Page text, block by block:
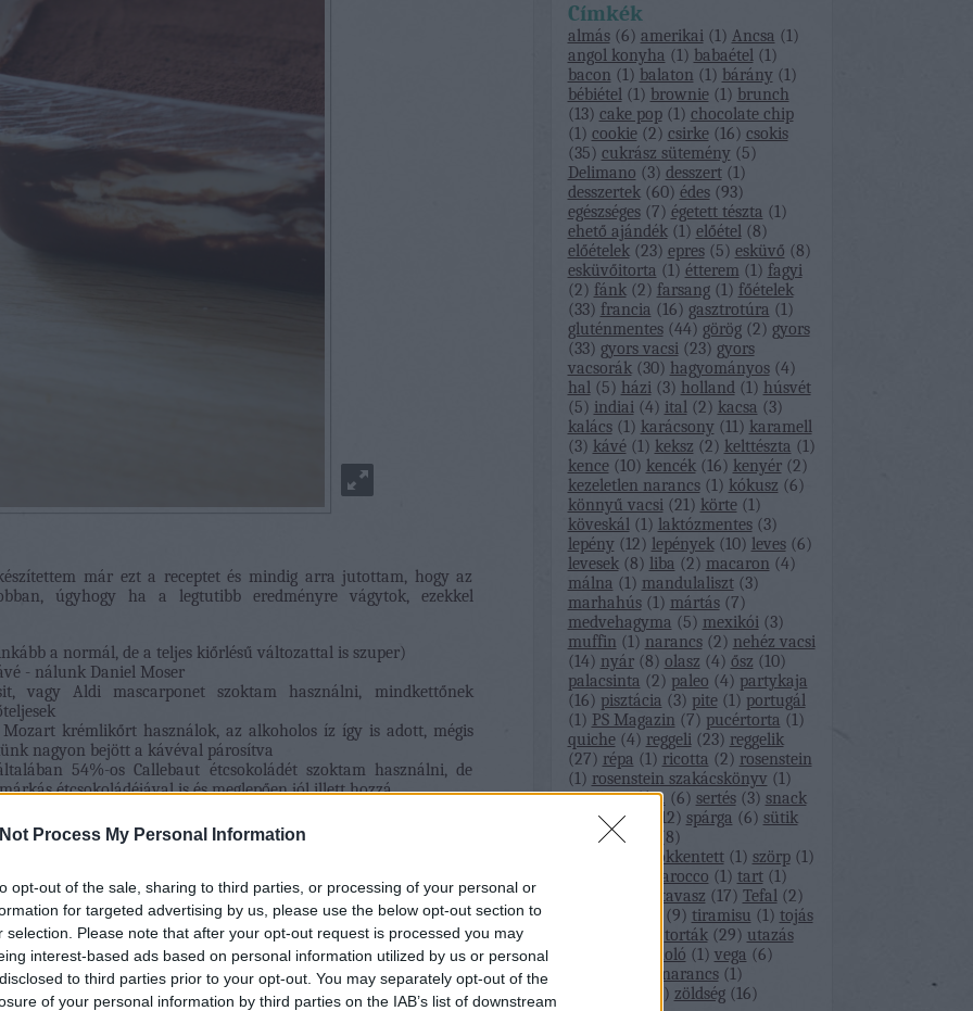
Process My Personal Information
opt-out of the sale, sharing to third parties, or processing of your personal or
for targeted advertising by us, please use the below opt-out section to
selection. Please note that after your opt-out request is processed you may
interest-based ads based on personal information utilized by us or personal
to third parties prior to your opt-out. You may separately opt-out of the
of your personal information by third parties on the IAB’s list of downstream
már ezt a receptet és mindig arra jutottam, hogy az
úgyhogy ha a legtutibb eredményre vágytok, ezekkel
a normál, de a teljes kiőrlésű változattal is szuper)
- nálunk Daniel Moser
vagy Aldi mascarponet szoktam használni, mindkettőnek
krémlikőrt használok, az alkoholos íz így is adott, mégis
nagyon bejött a kávéval párosítva
54%-os Callebaut étcsokoládét szoktam használni, de
étcsokoládéjával is és meglepően jól illett hozzá
de mióta gyerekek is esznek belőle meg is gőzölöm egy kicsit a
fel
v. bármilyen edényhez)
Címkék
almás (6) amerikai (1) Ancsa (1)
angol konyha (1) babaétel (1)
bacon (1) balaton (1) bárány (1)
bébiétel (1) brownie (1) brunch
(13) cake pop (1) chocolate chip
(1) cookie (2) csirke (16) csokis
(35) cukrász sütemény (5)
Delimano (3) desszert (1)
desszertek (60) édes (93)
egészséges (7) égetett tészta (1)
ehető ajándék (1) előétel (8)
előételek (23) epres (5) esküvő (8)
esküvőitorta (1) étterem (1) fagyi
(2) fánk (2) farsang (1) főételek
(33) francia (16) gasztrotúra (1)
gluténmentes (44) görög (2) gyors
(33) gyors vacsi (23) gyors
vacsorák (30) hagyományos (4)
hal (5) házi (3) holland (1) húsvét
(5) indiai (4) ital (2) kacsa (3)
kalács (1) karácsony (11) karamell
(3) kávé (1) keksz (2) kelttészta (1)
kence (10) kencék (16) kenyér (2)
kezeletlen narancs (1) kókusz (6)
könnyű vacsi (21) körte (1)
köveskál (1) laktózmentes (3)
lepény (12) lepények (10) leves (6)
levesek (8) liba (2) macaron (4)
málna (1) mandulaliszt (3)
marhahús (1) mártás (7)
medvehagyma (5) mexikói (3)
muffin (1) narancs (2) nehéz vacsi
(14) nyár (8) olasz (4) ősz (10)
palacsinta (2) paleo (4) partykaja
(16) pisztácia (3) pite (1) portugál
(1) PS Magazin (7) pucértorta (1)
quiche (4) reggeli (23) reggelik
(27) répa (1) ricotta (2) rosenstein
(1) rosenstein szakácskönyv (1)
sajt (4) saláta (6) sertés (3) snack
snackek 12) spárga (6) sütik
sütőtök (8)
szénhidrátcsökkentett (1) szörp (1)
tarocco (1) tart (1)
tavasz (17) Tefal (2)
(9) tiramisu (1) tojás
torták (29) utazás
útibeszámoló (1) vega (6)
vérnarancs (1)
) zöldség (16)